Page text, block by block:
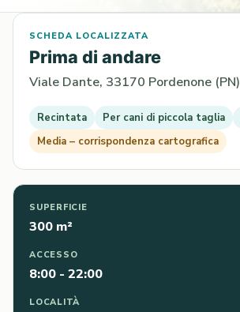
SCHEDA LOCALIZZATA
Prima di andare
Viale Dante, 33170 Pordenone (PN)
Recintata Per cani di piccola taglia
Media – corrispondenza cartografica
SUPERFICIE
300 m²
ACCESSO
8:00 - 22:00
LOCALITÀ